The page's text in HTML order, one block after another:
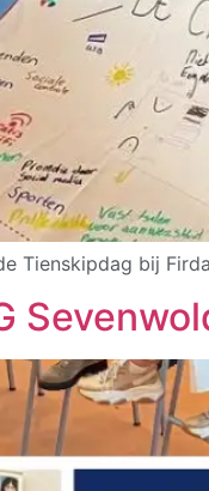
Tienskipdag bij